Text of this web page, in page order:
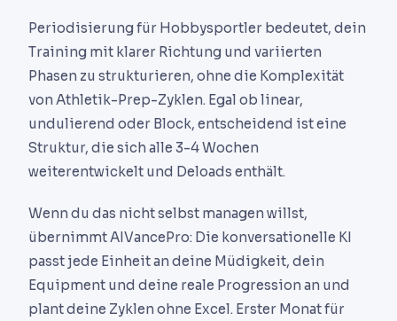
Periodisierung für Hobbysportler bedeutet, dein
Training mit klarer Richtung und variierten
Phasen zu strukturieren, ohne die Komplexität
von Athletik-Prep-Zyklen. Egal ob linear,
undulierend oder Block, entscheidend ist eine
Struktur, die sich alle 3-4 Wochen
weiterentwickelt und Deloads enthält.
Wenn du das nicht selbst managen willst,
übernimmt AIVancePro: Die konversationelle KI
passt jede Einheit an deine Müdigkeit, dein
Equipment und deine reale Progression an und
plant deine Zyklen ohne Excel. Erster Monat für